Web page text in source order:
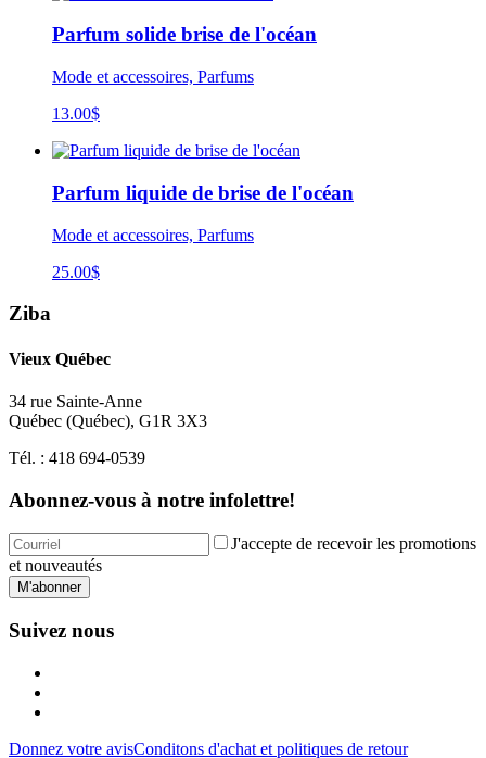
Parfum solide brise de l'océan
Mode et accessoires, Parfums
13.00$
Parfum liquide de brise de l'océan
Mode et accessoires, Parfums
25.00$
Ziba
Vieux Québec
34 rue Sainte-Anne
Québec (Québec), G1R 3X3
Tél. : 418 694-0539
Abonnez-vous à notre infolettre!
J'accepte de recevoir les promotions
et nouveautés
M'abonner
Suivez nous
Donnez votre avisConditons d'achat et politiques de retour